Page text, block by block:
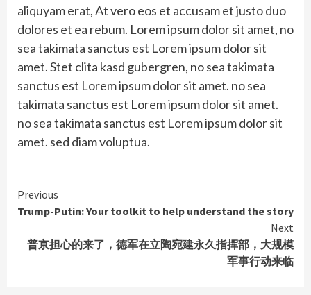
aliquyam erat, At vero eos et accusam et justo duo
dolores et ea rebum. Lorem ipsum dolor sit amet, no
sea takimata sanctus est Lorem ipsum dolor sit
amet. Stet clita kasd gubergren, no sea takimata
sanctus est Lorem ipsum dolor sit amet. no sea
takimata sanctus est Lorem ipsum dolor sit amet.
no sea takimata sanctus est Lorem ipsum dolor sit
amet. sed diam voluptua.
Continue
Reading
Previous
Trump-Putin: Your toolkit to help understand the story
Next
普京担心的来了，德军在立陶宛建永久指挥部，大规模
军事行动来临